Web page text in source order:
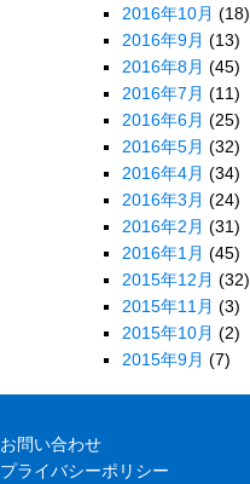
2016年10月 (18)
2016年9月 (13)
2016年8月 (45)
2016年7月 (11)
2016年6月 (25)
2016年5月 (32)
2016年4月 (34)
2016年3月 (24)
2016年2月 (31)
2016年1月 (45)
2015年12月 (32)
2015年11月 (3)
2015年10月 (2)
2015年9月 (7)
お問い合わせ
プライバシーポリシー